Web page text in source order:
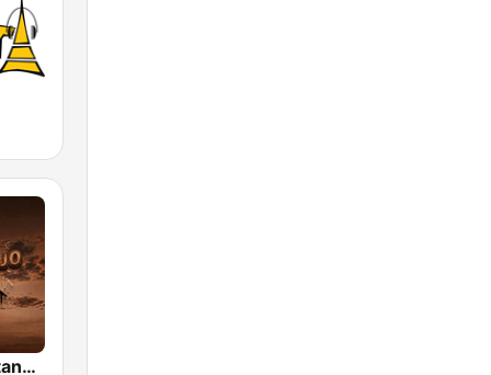
Geração Sertaneja